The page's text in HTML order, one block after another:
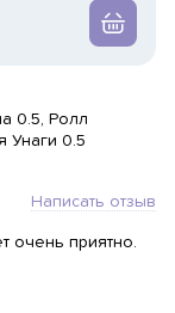
0.5, Ролл
Унаги 0.5
Написать отзыв
очень приятно.